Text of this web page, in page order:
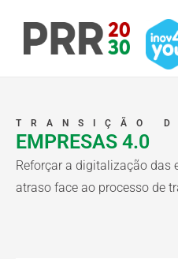
content
TRANSIÇÃO
EMPRESAS 4.0
Reforçar a digitalização das
atraso face ao processo de